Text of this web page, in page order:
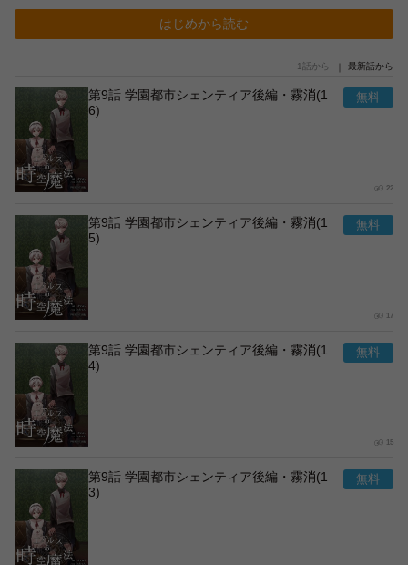
はじめから読む
1話から 最新話から
第9話 学園都市シェンティア後編・霧消(1
6)
22
第9話 学園都市シェンティア後編・霧消(1
5)
17
第9話 学園都市シェンティア後編・霧消(1
4)
15
第9話 学園都市シェンティア後編・霧消(1
3)